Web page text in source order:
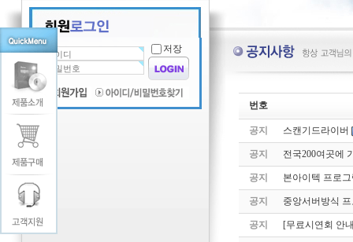
저장
번호
공지 스캔기드라이버
공지 전국200여곳에
공지 본아이텍 프로
공지 중앙서버방식
공지 [무료시연회 안